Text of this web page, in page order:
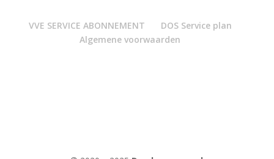
VVE SERVICE ABONNEMENT
DOS Service plan
Algemene voorwaarden